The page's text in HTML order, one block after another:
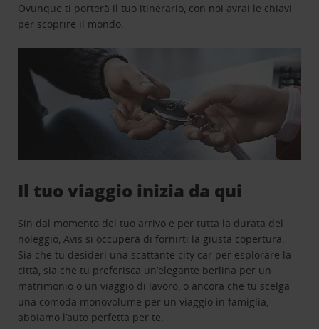
Ovunque ti porterà il tuo itinerario, con noi avrai le chiavi
per scoprire il mondo.
Il tuo viaggio inizia da qui
Sin dal momento del tuo arrivo e per tutta la durata del
noleggio, Avis si occuperà di fornirti la giusta copertura.
Sia che tu desideri una scattante city car per esplorare la
città, sia che tu preferisca un’elegante berlina per un
matrimonio o un viaggio di lavoro, o ancora che tu scelga
una comoda monovolume per un viaggio in famiglia,
abbiamo l’auto perfetta per te.